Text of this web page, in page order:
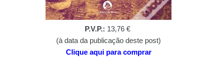
P.V.P.: 13,76 €
(à data da publicação deste post)
Clique aqui para comprar